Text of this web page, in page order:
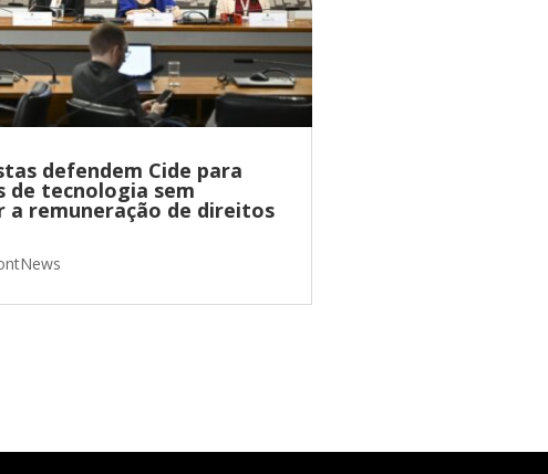
defendem Cide para
de tecnologia sem
a remuneração de direitos